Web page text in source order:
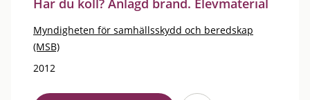
Har du koll? Anlagd brand. Elevmaterial
Myndigheten för samhällsskydd och beredskap
(MSB)
2012